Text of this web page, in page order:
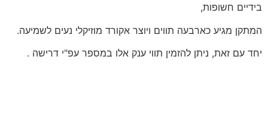
חשופות,
מגיע כארבעה תווים ויוצר אקורד מוזיקלי נעים לשמיעה.
עם זאת, ניתן להזמין תווי ענק אלו במספר עפ"י דרישה .